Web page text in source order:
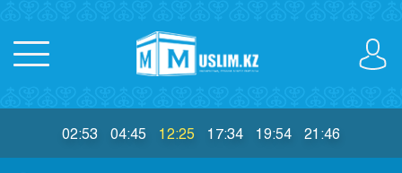
02:53 04:45 12:25 17:34 19:54 21:46